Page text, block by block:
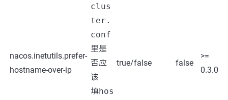
nacos.inetutils.prefer-
hostname-over-ip
clus
ter.
conf
里是
否应
该
填hos
true/false false
>=
0.3.0